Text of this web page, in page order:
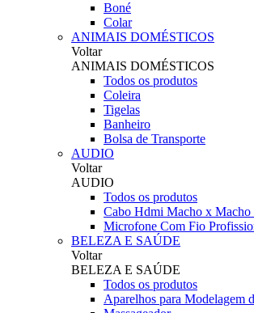
Boné
Colar
ANIMAIS DOMÉSTICOS
Voltar
ANIMAIS DOMÉSTICOS
Todos os produtos
Coleira
Tigelas
Banheiro
Bolsa de Transporte
AUDIO
Voltar
AUDIO
Todos os produtos
Cabo Hdmi Macho x
Microfone Com Fio
BELEZA E SAÚDE
Voltar
BELEZA E SAÚDE
Todos os produtos
Aparelhos para Modelagem